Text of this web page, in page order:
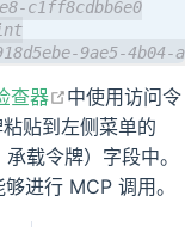
c1ff8cdbb6e0
9ae5-4b04-
查器 open in new
中使用访问令
贴到左侧菜单的
载令牌）字段中。
进行 MCP 调用。